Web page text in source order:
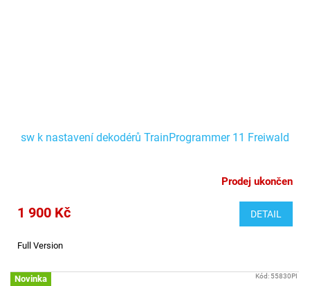
sw k nastavení dekodérů TrainProgrammer 11 Freiwald
Prodej ukončen
1 900 Kč DETAIL
Full Version
Novinka Kód: 55830PI